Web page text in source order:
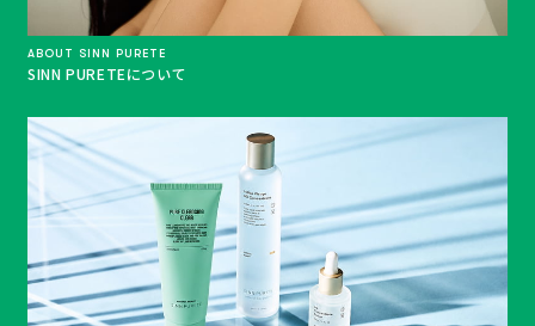
ABOUT SINN PURETE
SINN PURETEについて